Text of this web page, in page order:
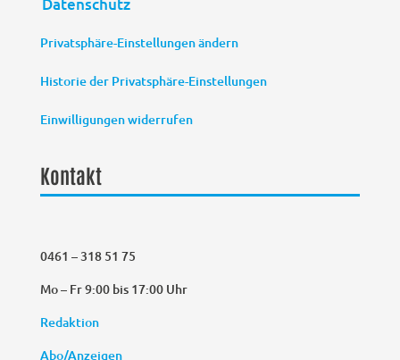
Datenschutz
Privatsphäre-Einstellungen ändern
Historie der Privatsphäre-Einstellungen
Einwilligungen widerrufen
Kontakt
0461 – 318 51 75
Mo – Fr 9:00 bis 17:00 Uhr
Redaktion
Abo/Anzeigen